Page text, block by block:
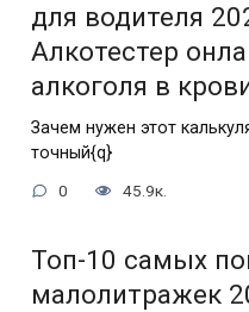
для водителя
Алкотестер
алкоголя в
Зачем нужен этот
точный{q}
0 45.9к.
Топ-10 самых
малолитражек